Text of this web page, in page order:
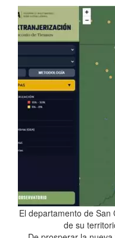
El departamento de
de su